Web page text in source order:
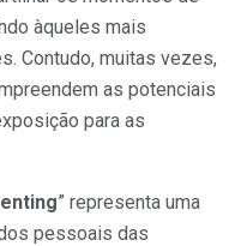
àqueles mais
Contudo, muitas vezes,
as potenciais
para as
” representa uma
pessoais das